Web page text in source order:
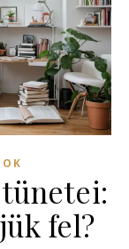
fel?